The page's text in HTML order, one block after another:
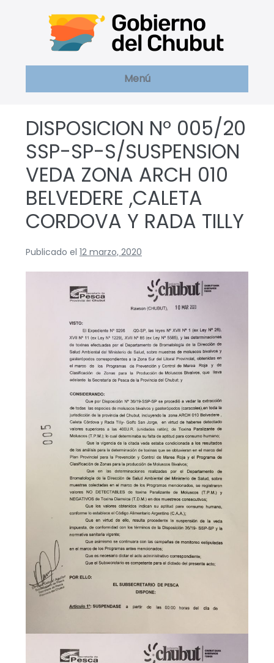
Menú
DISPOSICION Nº 005/20
SSP-SP-S/SUSPENSION
VEDA ZONA ARCH 010
BELVEDERE ,CALETA
CORDOVA Y RADA TILLY
Publicado el 12 marzo, 2020